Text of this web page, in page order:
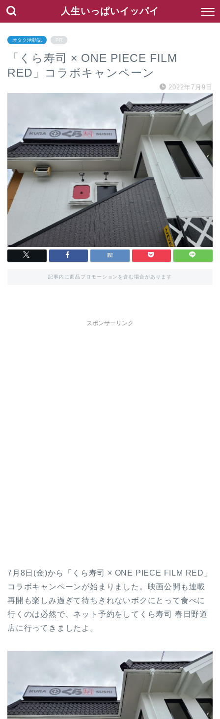
人生いっぱいイッパイ
オタク活動記 PR
「くら寿司 × ONE PIECE FILM
RED」コラボキャンペーン
2022年7月9日
記事内に商品プロモーションを含む場合があります
スポンサーリンク
7月8日(金)から「くら寿司 × ONE PIECE FILM RED」
コラボキャンペーンが始まりました。映画公開も連載
再開も楽しみ過ぎて待ちきれないボクにとって食べに
行くのは必然で、ネット予約をしてくら寿司 春日野道
店に行ってきましたよ。